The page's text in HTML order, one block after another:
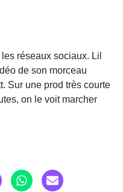
réseaux sociaux. Lil
de son morceau
Sur une prod très courte
on le voit marcher